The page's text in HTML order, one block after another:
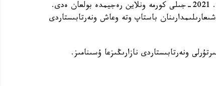
كەيىنگى ەكى جىلدا العاش رەت شارا ادەتتەگىدەي ءوتتى. 2021-جىلى كورمە ونلاين رەجيمدە بولعان ەدى.
ەرەكشەلىگى كورمە تۇتىنۋشىلىق سەكتورداعى ماڭىزدى IT شىعارىلىمدارىنان باستاپ وتە وعاش ونەرتابىستاردى